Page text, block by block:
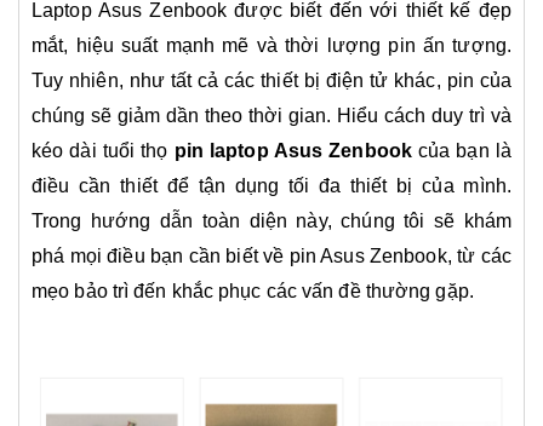
Laptop Asus Zenbook được biết đến với thiết kế đẹp
mắt, hiệu suất mạnh mẽ và thời lượng pin ấn tượng.
Tuy nhiên, như tất cả các thiết bị điện tử khác, pin của
chúng sẽ giảm dần theo thời gian. Hiểu cách duy trì và
kéo dài tuổi thọ pin laptop Asus Zenbookcủa bạn là
điều cần thiết để tận dụng tối đa thiết bị của mình.
Trong hướng dẫn toàn diện này, chúng tôi sẽ khám
phá mọi điều bạn cần biết về pin Asus Zenbook, từ các
mẹo bảo trì đến khắc phục các vấn đề thường gặp.